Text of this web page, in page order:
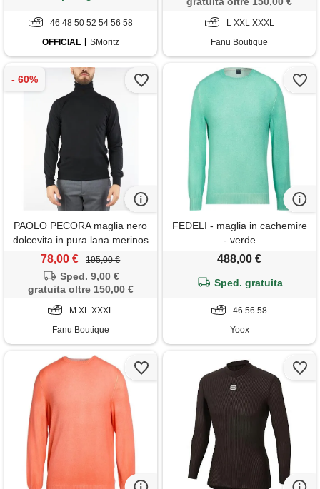
46 48 50 52 54 56 58
OFFICIAL
SMoritz
L XXL XXXL
Fanu Boutique
PAOLO PECORA maglia nero
dolcevita in pura lana merinos
finezza 16
78,00 € 195,00 €
Sped. 9,00 €
gratuita oltre 150,00 €
M XL XXXL
Fanu Boutique
FEDELI - maglia in cachemire
- verde
488,00 €
Sped. gratuita
46 56 58
Yoox